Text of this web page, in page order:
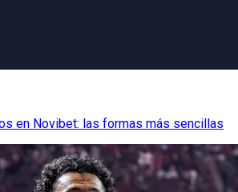
en Novibet: las formas más sencillas